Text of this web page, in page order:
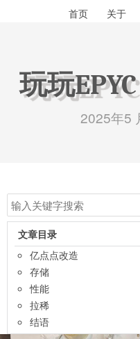
首页 关于
玩玩
2025年5
文章目录
亿点点改造
存储
性能
拉稀
结语